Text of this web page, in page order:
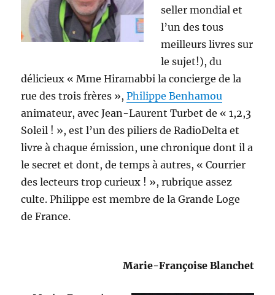
seller mondial et
l’un des tous
meilleurs livres sur
le sujet!), du
délicieux « Mme Hiramabbi la concierge de la
rue des trois frères »,Philippe Benhamou
animateur, avec Jean-Laurent Turbet de « 1,2,3
Soleil ! », est l’un des piliers de RadioDelta et
livre à chaque émission, une chronique dont il a
le secret et dont, de temps à autres, « Courrier
des lecteurs trop curieux ! », rubrique assez
culte. Philippe est membre de la Grande Loge
de France.
Marie-Françoise Blanchet